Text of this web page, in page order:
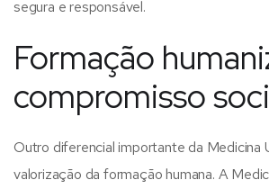
segura e responsável.
Formação
compromisso
Outro diferencial importante da Medicina
valorização da formação humana. A